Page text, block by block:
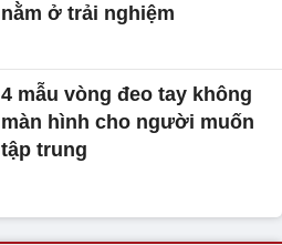
nằm ở trải nghiệm
4 mẫu vòng đeo tay không
màn hình cho người muốn
tập trung